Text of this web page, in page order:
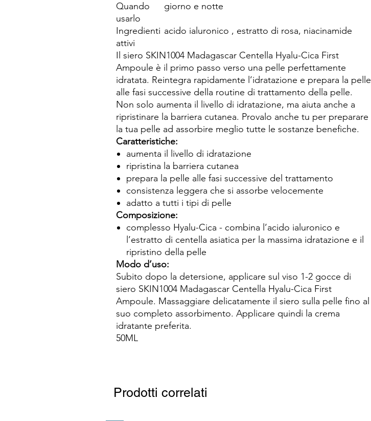
Quando
usarlo
giorno e notte
Ingredienti
attivi
acido ialuronico , estratto di rosa, niacinamide
Il siero SKIN1004 Madagascar Centella Hyalu-Cica First
Ampoule è il primo passo verso una pelle perfettamente
idratata. Reintegra rapidamente l’idratazione e prepara la pelle
alle fasi successive della routine di trattamento della pelle.
Non solo aumenta il livello di idratazione, ma aiuta anche a
ripristinare la barriera cutanea. Provalo anche tu per preparare
la tua pelle ad assorbire meglio tutte le sostanze benefiche.
Caratteristiche:
aumenta il livello di idratazione
ripristina la barriera cutanea
prepara la pelle alle fasi successive del trattamento
consistenza leggera che si assorbe velocemente
adatto a tutti i tipi di pelle
Composizione:
complesso Hyalu-Cica - combina l’acido ialuronico e
l’estratto di centella asiatica per la massima idratazione e il
ripristino della pelle
Modo d’uso:
Subito dopo la detersione, applicare sul viso 1-2 gocce di
siero SKIN1004 Madagascar Centella Hyalu-Cica First
Ampoule. Massaggiare delicatamente il siero sulla pelle fino al
suo completo assorbimento. Applicare quindi la crema
idratante preferita.
50ML
Prodotti correlati